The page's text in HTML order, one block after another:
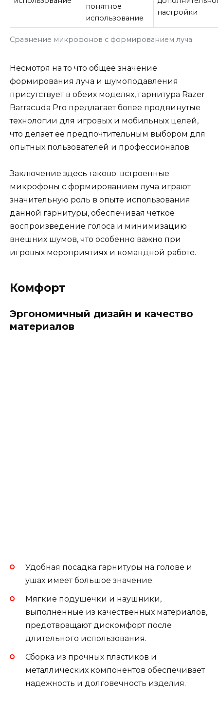
Сравнение микрофонов с формированием луча
понятное
использование
настройки
Несмотря на то что общее значение
формирования луча и шумоподавления
присутствует в обеих моделях, гарнитура Razer
Barracuda Pro предлагает более продвинутые
технологии для игровых и мобильных целей,
что делает её предпочтительным выбором для
опытных пользователей и профессионалов.
Заключение здесь таково: встроенные
микрофоны с формированием луча играют
значительную роль в опыте использования
данной гарнитуры, обеспечивая четкое
воспроизведение голоса и минимизацию
внешних шумов, что особенно важно при
игровых мероприятиях и командной работе.
Комфорт
Эргономичный дизайн и качество
материалов
Удобная посадка гарнитуры на голове и
ушах имеет большое значение.
Мягкие подушечки и наушники,
выполненные из качественных материалов,
предотвращают дискомфорт после
длительного использования.
Сборка из прочных пластиков и
металлических компонентов обеспечивает
надежность и долговечность изделия.